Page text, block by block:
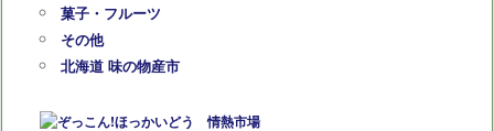
菓子・フルーツ
その他
北海道 味の物産市